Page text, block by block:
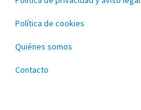
Política de cookies
Quiénes somos
Contacto